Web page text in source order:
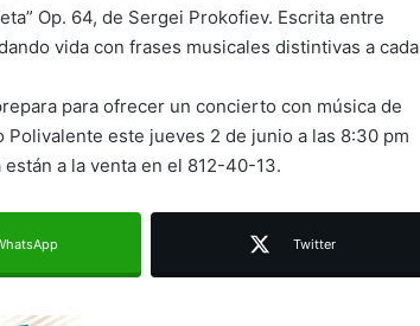
Op. 64, de Sergei Prokofiev. Escrita entre
vida con frases musicales distintivas a cada
para ofrecer un concierto con música de
este jueves 2 de junio a las 8:30 pm
a la venta en el 812-40-13.
Twitter
Juan Manuel Navarro alista
Gobierno del Estado
Luis Mejía inicia diagnóstico en
Parques Tangamanga y defiende
adelantarse y denuncia guerra de